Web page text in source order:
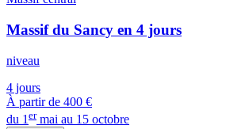
Massif du Sancy en 4 jours
niveau
4 jours
À partir de 400 €
du 1 ermai au 15 octobre